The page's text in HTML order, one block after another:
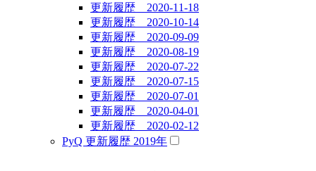
更新履歴 2020-11-18
更新履歴 2020-10-14
更新履歴 2020-09-09
更新履歴 2020-08-19
更新履歴 2020-07-22
更新履歴 2020-07-15
更新履歴 2020-07-01
更新履歴 2020-04-01
更新履歴 2020-02-12
PyQ 更新履歴 2019年